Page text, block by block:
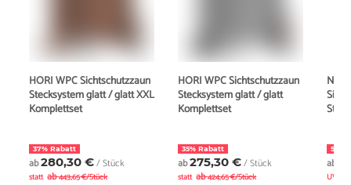
HORI WPC Sichtschutzzaun
Stecksystem glatt / glatt XXL
Komplettset
37% Rabatt
ab280,30 €/ Stück
statt ab443,65 €/Stück
HORI WPC Sichtschutzzaun
Stecksystem glatt / glatt
Komplettset
35% Rabatt
ab275,30 €/ Stück
statt ab424,65 €/Stück
5%
ab
UVP